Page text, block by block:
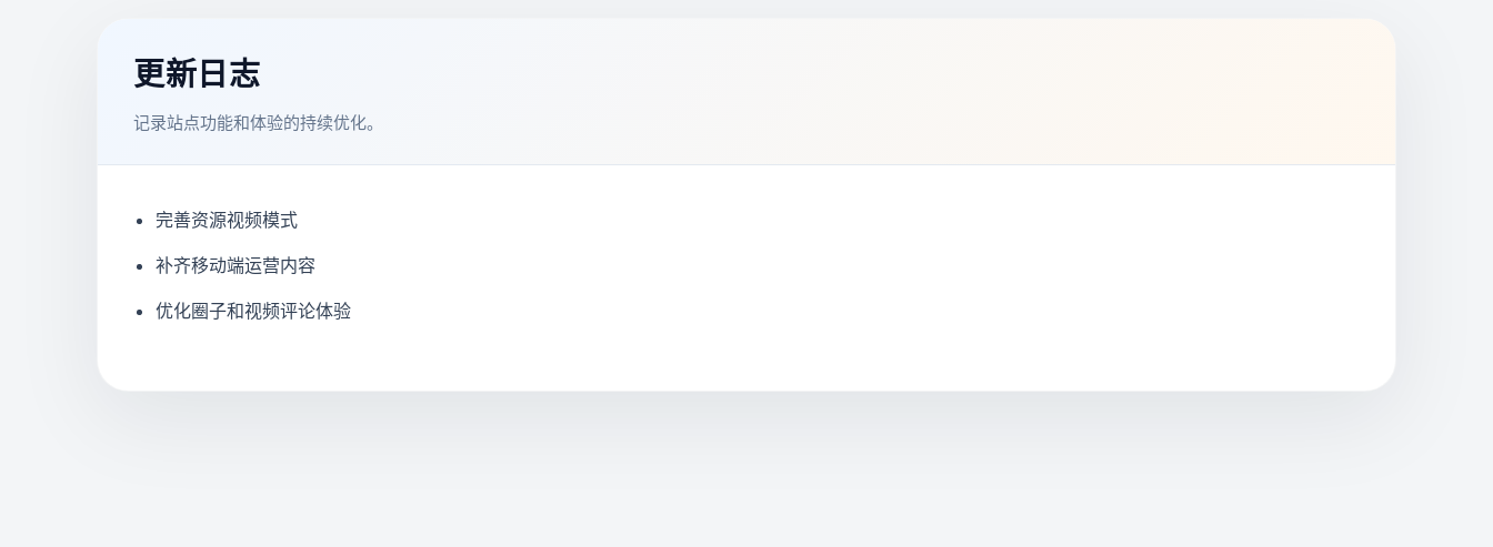
更新日志
记录站点功能和体验的持续优化。
完善资源视频模式
补齐移动端运营内容
优化圈子和视频评论体验